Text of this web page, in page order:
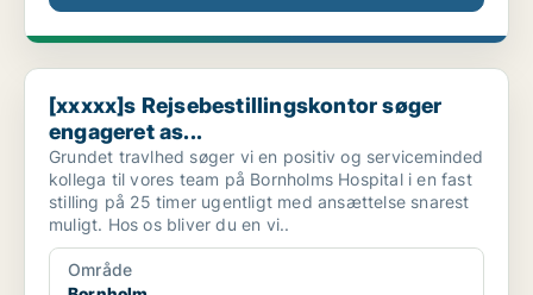
[xxxxx]s Rejsebestillingskontor søger engageret as...
[xxxxx]s Rejsebestillingskontor søger
engageret as...
Grundet travlhed søger vi en positiv og serviceminded
kollega til vores team på Bornholms Hospital i en fast
stilling på 25 timer ugentligt med ansættelse snarest
muligt. Hos os bliver du en vi..
Område